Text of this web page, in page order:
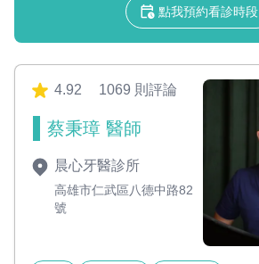
點我預約看診時段
4.92 1069 則評論
蔡秉璋 醫師
晨心牙醫診所
高雄市仁武區八德中路82
號